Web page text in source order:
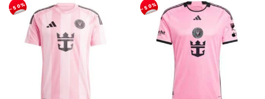
-50% -50%